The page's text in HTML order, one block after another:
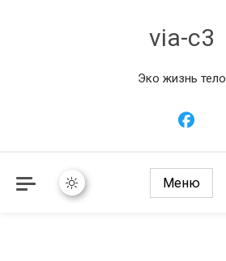
via-c3
Эко жизнь тело
Меню